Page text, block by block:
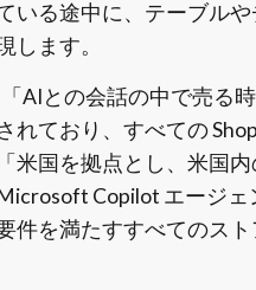
いる途中に、テーブル
します。
AIとの会話の中で売る
れており、すべての
米国を拠点とし、米国
Copilot エージ
件を満たすすべてのス